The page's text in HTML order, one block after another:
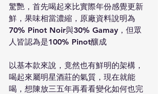
驚艷，首先喝起來比實際年份感覺更新
鮮，果味相當濃縮，原廠資料說明為
70% Pinot Noir與30% Gamay，但眾
人皆認為是100% Pinot釀成
以基本款來說，竟然也有鮮明的架構，
喝起來屬明星酒莊的氣質，現在就能
喝，想陳放三五年再看看變化如何也完